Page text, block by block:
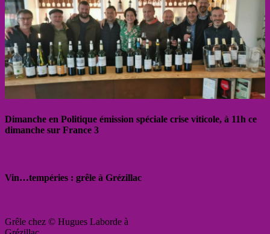
Dimanche en Politique émission spéciale crise viticole, à 11h ce
dimanche sur France 3
Vin…tempéries : grêle à Grézillac
Grêle chez © Hugues Laborde à